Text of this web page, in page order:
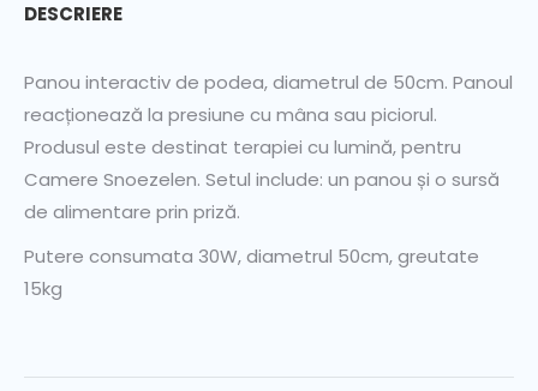
DESCRIERE
Panou interactiv de podea, diametrul de 50cm. Panoul
reacționează la presiune cu mâna sau piciorul.
Produsul este destinat terapiei cu lumină, pentru
Camere Snoezelen. Setul include: un panou și o sursă
de alimentare prin priză.
Putere consumata 30W, diametrul 50cm, greutate
15kg